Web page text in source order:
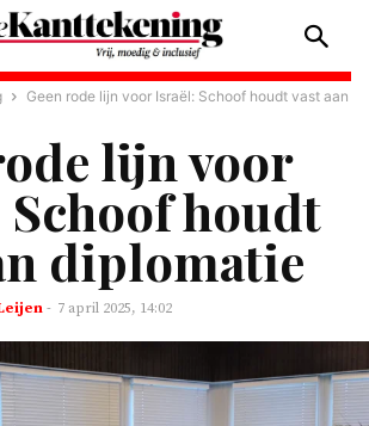
Geen rode lijn voor Israël: Schoof houdt vast aan
lijn voor
houdt
diplomatie
- 7 april 2025, 14:02